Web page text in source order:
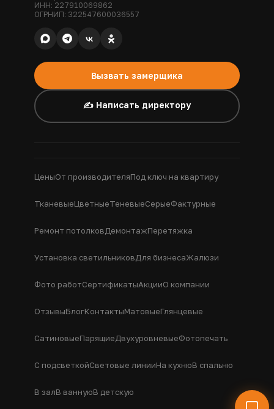
ИНН: 227910069862
ОГРНИП: 322547600036557
Вызвать замерщика
✍️ Написать директору
ЦеныОт производителяПод ключ на квартиру
ТканевыеЦветныеТеневыеСерыеФактурные
Ремонт потолковДемонтажПеретяжка
Установка светильниковДля бизнесаЖалюзи
Фото работСертификатыАкцииО компании
ОтзывыБлогКонтактыМатовыеГлянцевые
СатиновыеПарящиеДвухуровневыеФотопечать
С подсветкойСветовые линииНа кухнюВ спальню
В залВ ваннуюВ детскую